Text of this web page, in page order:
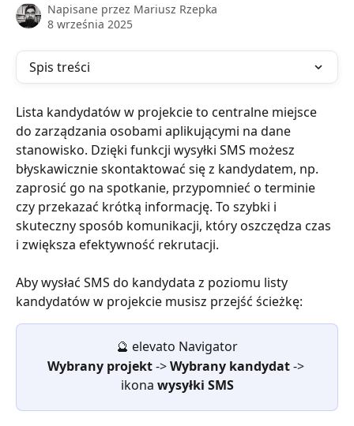
Napisane przez Mariusz Rzepka
8 września 2025
Spis treści
Lista kandydatów w projekcie to centralne miejsce
do zarządzania osobami aplikującymi na dane
stanowisko. Dzięki funkcji wysyłki SMS możesz
błyskawicznie skontaktować się z kandydatem, np.
zaprosić go na spotkanie, przypomnieć o terminie
czy przekazać krótką informację. To szybki i
skuteczny sposób komunikacji, który oszczędza czas
i zwiększa efektywność rekrutacji.
Aby wysłać SMS do kandydata z poziomu listy
kandydatów w projekcie musisz przejść ścieżkę:
🔮 elevato Navigator
Wybrany projekt -> Wybrany kandydat ->
ikona wysyłki SMS